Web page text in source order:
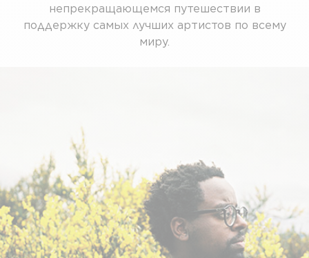
непрекращающемся путешествии в
поддержку самых лучших артистов по всему
миру.